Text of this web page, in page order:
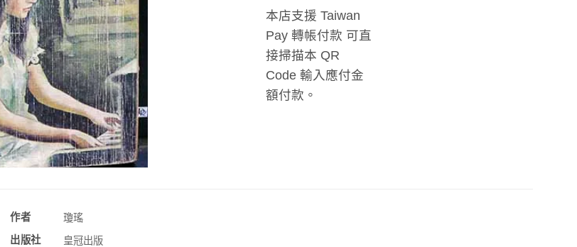
本店支援 Taiwan
Pay 轉帳付款 可直
接掃描本 QR
Code 輸入應付金
額付款。
作者
瓊瑤
出版社
皇冠出版